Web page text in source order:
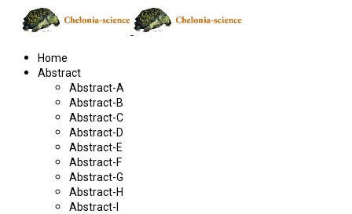
Home
Abstract
Abstract-A
Abstract-B
Abstract-C
Abstract-D
Abstract-E
Abstract-F
Abstract-G
Abstract-H
Abstract-I